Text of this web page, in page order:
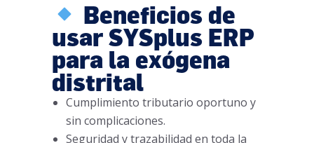
Beneficios de
usar SYSplus ERP
para la exógena
distrital
Cumplimiento tributario oportuno y
sin complicaciones.
Seguridad y trazabilidad en toda la